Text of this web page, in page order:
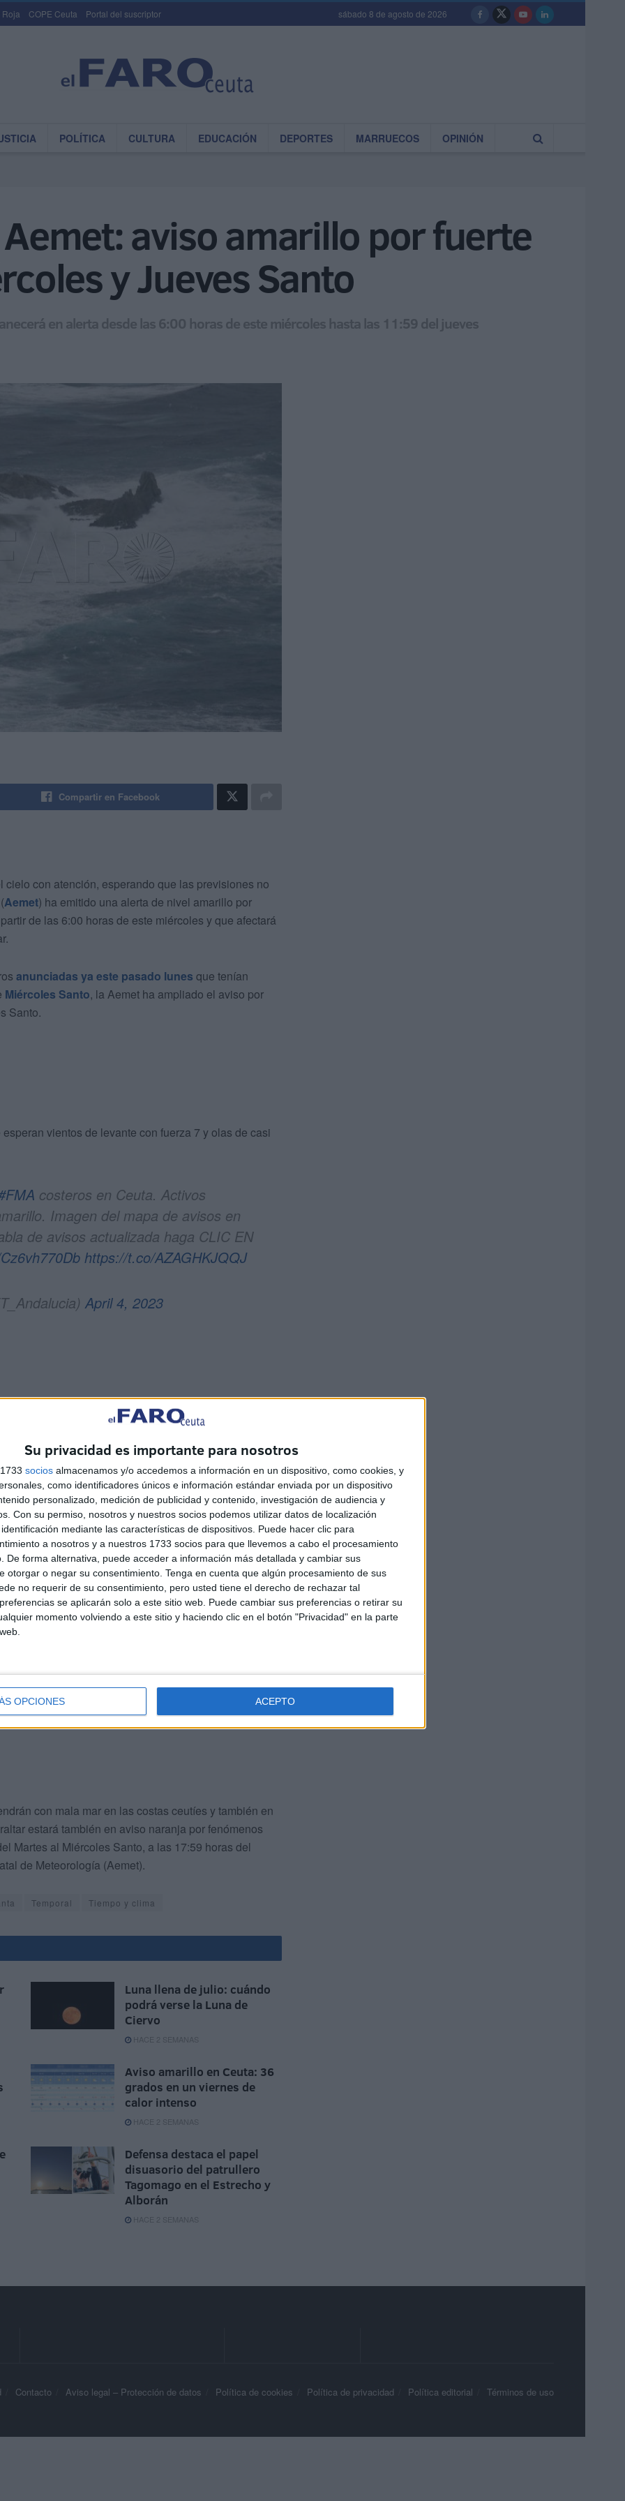
Su privacidad es importante para nosotros
socios almacenamos y/o accedemos a información en un dispositivo, como cookies, y
como identificadores únicos e información estándar enviada por un dispositivo
personalizado, medición de publicidad y contenido, investigación de audiencia y
Con su permiso, nosotros y nuestros socios podemos utilizar datos de localización
mediante las características de dispositivos. Puede hacer clic para
a nosotros y a nuestros 1733 socios para que llevemos a cabo el procesamiento
De forma alternativa, puede acceder a información más detallada y cambiar sus
otorgar o negar su consentimiento. Tenga en cuenta que algún procesamiento de sus
no requerir de su consentimiento, pero usted tiene el derecho de rechazar tal
se aplicarán solo a este sitio web. Puede cambiar sus preferencias o retirar su
momento volviendo a este sitio y haciendo clic en el botón "Privacidad" en la parte
OPCIONES ACEPTO
Roja COPE Ceuta Portal del suscriptor sábado 8 de agosto de 2026
POLÍTICA CULTURA EDUCACIÓN DEPORTES MARRUECOS OPINIÓN
aviso amarillo por fuerte
y Jueves Santo
en alerta desde las 6:00 horas de este miércoles hasta las 11:59 del jueves
Compartir en Facebook
con atención, esperando que las previsiones no
Aemet) ha emitido una alerta de nivel amarillo por
de las 6:00 horas de este miércoles y que afectará
anunciadas ya este pasado lunes que tenían
Miércoles Santo, la Aemet ha ampliado el aviso por
Santo.
vientos de levante con fuerza 7 y olas de casi
costeros en Ceuta. Activos
Imagen del mapa de avisos en
de avisos actualizada haga CLIC EN
https://t.co/AZAGHKJQQJ
April 4, 2023
la Aemet, oscilarán entre los 15 grados de mínima y
tanto temperaturas demasiado bajas en nuestra
será del cero por ciento.
las horas centrales del día las rachas de viento
Algeciras podría verse afectada. Como viene siendo
adversas en el
que operan en la ruta, FRS,
con mala mar en las costas ceutíes y también en
estará también en aviso naranja por fenómenos
Martes al Miércoles Santo, a las 17:59 horas del
de Meteorología (Aemet).
Temporal Tiempo y clima
Luna llena de julio: cuándo
podrá verse la Luna de
Ciervo
HACE 2 SEMANAS
Aviso amarillo en Ceuta: 36
grados en un viernes de
calor intenso
HACE 2 SEMANAS
Defensa destaca el papel
disuasorio del patrullero
Tagomago en el Estrecho y
Alborán
HACE 2 SEMANAS
Contacto Aviso legal – Protección de datos Política de cookies Política de privacidad Política editorial Términos de uso